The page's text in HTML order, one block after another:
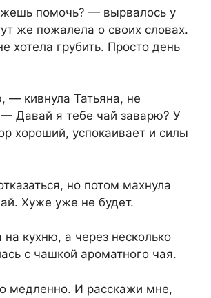
помочь? — вырвалось у
же пожалела о своих словах.
хотела грубить. Просто день
кивнула Татьяна, не
Давай я тебе чай заварю? У
хороший, успокаивает и силы
но потом махнула
Хуже уже не будет.
на кухню, а через несколько
с чашкой ароматного чая.
медленно. И расскажи мне,